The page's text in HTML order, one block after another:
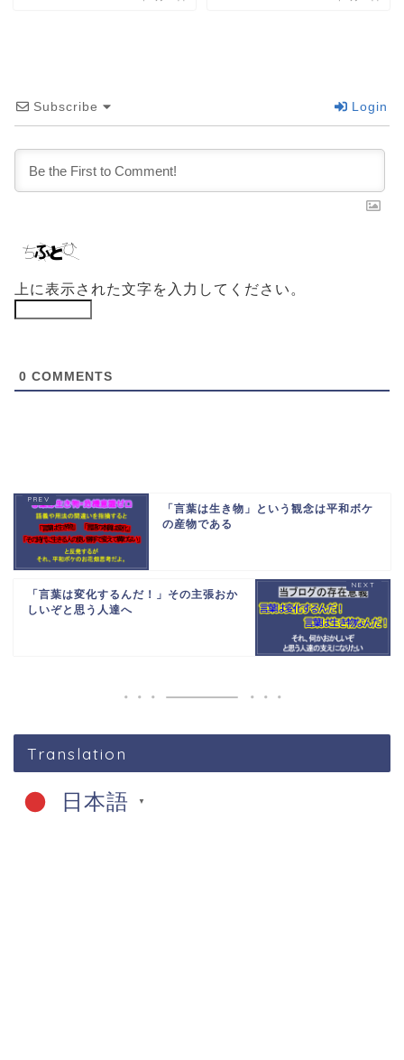
Subscribe Login
上に表示された文字を入力してください。
0 COMMENTS
「言葉は生き物」という観念は平和ボケ
の産物である
「言葉は変化するんだ！」その主張おか
しいぞと思う人達へ
Translation
日本語 ▼